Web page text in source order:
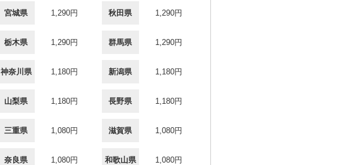
宮城県 1,290円 秋田県 1,290円
栃木県 1,290円 群馬県 1,290円
神奈川県 1,180円 新潟県 1,180円
山梨県 1,180円 長野県 1,180円
三重県 1,080円 滋賀県 1,080円
奈良県 1,080円 和歌山県 1,080円